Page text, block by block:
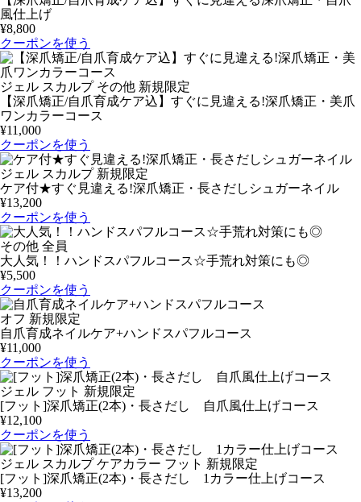
風仕上げ
¥8,800
クーポンを使う
ジェル スカルプ その他 新規限定
【深爪矯正/自爪育成ケア込】すぐに見違える!深爪矯正・美爪
ワンカラーコース
¥11,000
クーポンを使う
ジェル スカルプ 新規限定
ケア付★すぐ見違える!深爪矯正・長さだしシュガーネイル
¥13,200
クーポンを使う
その他 全員
大人気！！ハンドスパフルコース☆手荒れ対策にも◎
¥5,500
クーポンを使う
オフ 新規限定
自爪育成ネイルケア+ハンドスパフルコース
¥11,000
クーポンを使う
ジェル フット 新規限定
[フット]深爪矯正(2本)・長さだし 自爪風仕上げコース
¥12,100
クーポンを使う
ジェル スカルプ ケアカラー フット 新規限定
[フット]深爪矯正(2本)・長さだし 1カラー仕上げコース
¥13,200